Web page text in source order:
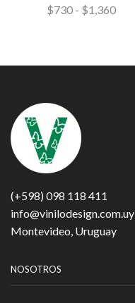
$730 - $1,360
(+598) 098 118 411
info@vinilodesign.com.uy
Montevideo, Uruguay
NOSOTROS